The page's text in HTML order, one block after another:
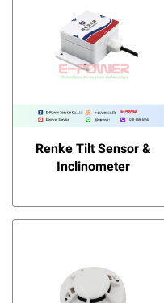
Renke Tilt Sensor &
Inclinometer